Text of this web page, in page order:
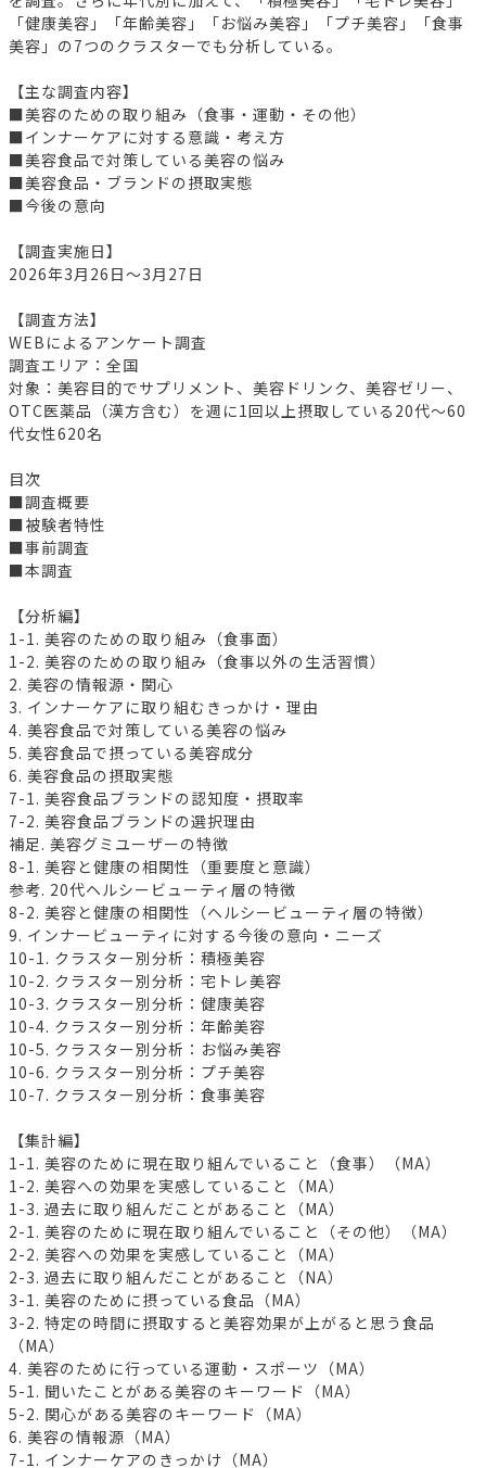
「健康美容」「年齢美容」「お悩み美容」「プチ美容」「食事
美容」の7つのクラスターでも分析している。
【主な調査内容】
■美容のための取り組み（食事・運動・その他）
■インナーケアに対する意識・考え方
■美容食品で対策している美容の悩み
■美容食品・ブランドの摂取実態
■今後の意向
【調査実施日】
2026年3月26日～3月27日
【調査方法】
WEBによるアンケート調査
調査エリア：全国
対象：美容目的でサプリメント、美容ドリンク、美容ゼリー、
OTC医薬品（漢方含む）を週に1回以上摂取している20代～60
代女性620名
目次
■調査概要
■被験者特性
■事前調査
■本調査
【分析編】
1-1. 美容のための取り組み（食事面）
1-2. 美容のための取り組み（食事以外の生活習慣）
2. 美容の情報源・関心
3. インナーケアに取り組むきっかけ・理由
4. 美容食品で対策している美容の悩み
5. 美容食品で摂っている美容成分
6. 美容食品の摂取実態
7-1. 美容食品ブランドの認知度・摂取率
7-2. 美容食品ブランドの選択理由
補足. 美容グミユーザーの特徴
8-1. 美容と健康の相関性（重要度と意識）
参考. 20代ヘルシービューティ層の特徴
8-2. 美容と健康の相関性（ヘルシービューティ層の特徴）
9. インナービューティに対する今後の意向・ニーズ
10-1. クラスター別分析：積極美容
10-2. クラスター別分析：宅トレ美容
10-3. クラスター別分析：健康美容
10-4. クラスター別分析：年齢美容
10-5. クラスター別分析：お悩み美容
10-6. クラスター別分析：プチ美容
10-7. クラスター別分析：食事美容
【集計編】
1-1. 美容のために現在取り組んでいること（食事）（MA）
1-2. 美容への効果を実感していること（MA）
1-3. 過去に取り組んだことがあること（MA）
2-1. 美容のために現在取り組んでいること（その他）（MA）
2-2. 美容への効果を実感していること（MA）
2-3. 過去に取り組んだことがあること（NA）
3-1. 美容のために摂っている食品（MA）
3-2. 特定の時間に摂取すると美容効果が上がると思う食品
（MA）
4. 美容のために行っている運動・スポーツ（MA）
5-1. 聞いたことがある美容のキーワード（MA）
5-2. 関心がある美容のキーワード（MA）
6. 美容の情報源（MA）
7-1. インナーケアのきっかけ（MA）